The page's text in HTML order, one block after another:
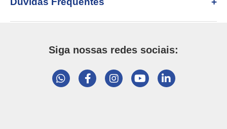
Siga nossas redes sociais: